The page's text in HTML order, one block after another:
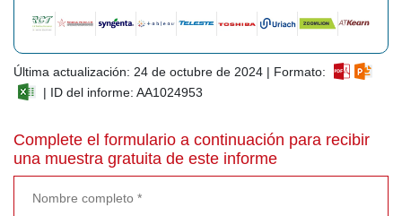
Última actualización: 24 de octubre de 2024 | Formato:
| ID del informe: AA1024953
Complete el formulario a continuación para recibir
una muestra gratuita de este informe